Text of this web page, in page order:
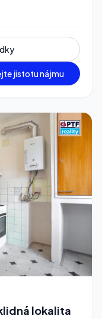
jistotu nájmu
lokalita